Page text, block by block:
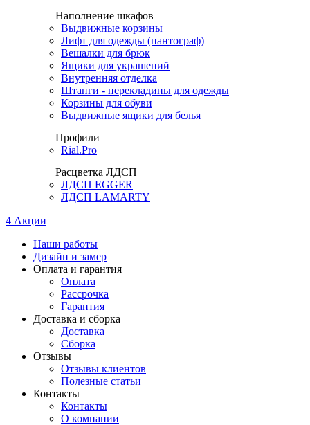
Наполнение шкафов
Выдвижные корзины
Лифт для одежды (пантограф)
Вешалки для брюк
Ящики для украшений
Внутренняя отделка
Штанги - перекладины для одежды
Корзины для обуви
Выдвижные ящики для белья
Профили
Rial.Pro
Расцветка ЛДСП
ЛДСП EGGER
ЛДСП LAMARTY
4 Акции
Наши работы
Дизайн и замер
Оплата и гарантия
Оплата
Рассрочка
Гарантия
Доставка и сборка
Доставка
Сборка
Отзывы
Отзывы клиентов
Полезные статьи
Контакты
Контакты
О компании